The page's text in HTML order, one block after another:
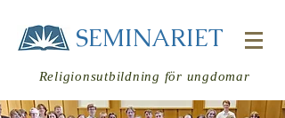
SEMINARIET
Religionsutbildning för ungdomar